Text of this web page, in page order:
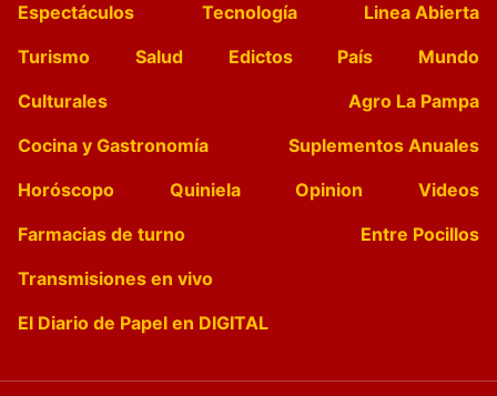
Espectáculos
Tecnología
Linea Abierta
Turismo
Salud Edictos País
Mundo
Culturales
Agro La Pampa
Cocina y Gastronomía
Suplementos Anuales
Horóscopo
Quiniela Opinion
Videos
Farmacias de turno
Entre Pocillos
Transmisiones en vivo
El Diario de Papel en DIGITAL